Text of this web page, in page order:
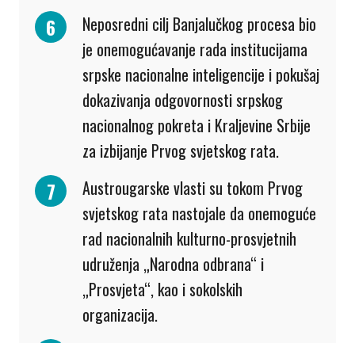
Neposredni cilj Banjalučkog procesa bio
je onemogućavanje rada institucijama
srpske nacionalne inteligencije i pokušaj
dokazivanja odgovornosti srpskog
nacionalnog pokreta i Kraljevine Srbije
za izbijanje Prvog svjetskog rata.
Austrougarske vlasti su tokom Prvog
svjetskog rata nastojale da onemoguće
rad nacionalnih kulturno-prosvjetnih
udruženja „Narodna odbrana“ i
„Prosvjeta“, kao i sokolskih
organizacija.